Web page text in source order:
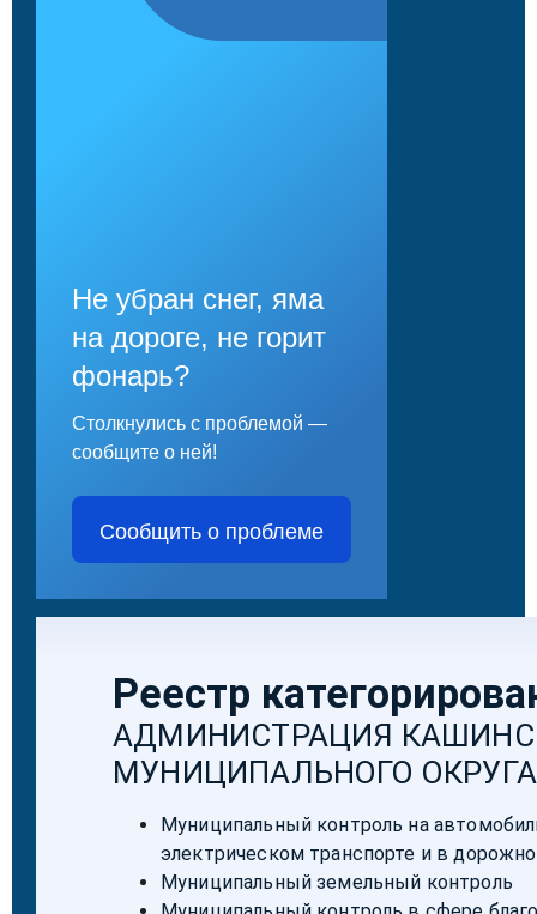
Персональные данные
Проекты планировки территории
Собрание депутатов
Сельские поселения
Не убран снег, яма
на дороге, не горит
фонарь?
Столкнулись с проблемой —
сообщите о ней!
Сообщить о проблеме